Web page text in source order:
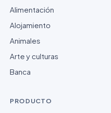
Alimentación
Alojamiento
Animales
Arte y culturas
Banca
PRODUCTO